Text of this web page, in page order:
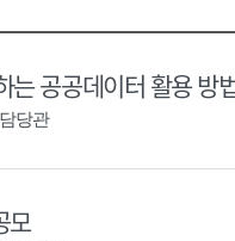
는 공공데이터 활용 방
당관
모